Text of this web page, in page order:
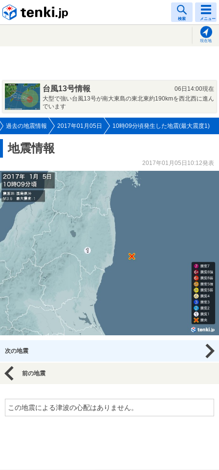
検索 メニュー
現在地
台風13号情報
06日14:00現在
大型で強い台風13号が南大東島の東北東約190kmを西北西に進ん
でいます
過去の地震情報 2017年01月05日 10時09分頃発生した地震(最大震度1)
地震情報
2017年01月05日10:12発表
次の地震
前の地震
この地震による津波の心配はありません。